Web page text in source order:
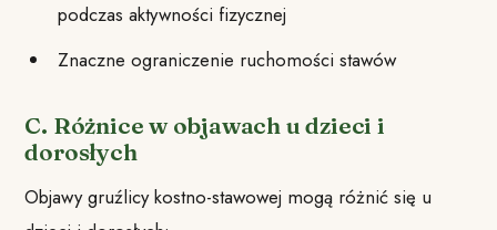
podczas aktywności fizycznej
Znaczne ograniczenie ruchomości stawów
C. Różnice w objawach u dzieci i
dorosłych
Objawy gruźlicy kostno-stawowej mogą różnić się u